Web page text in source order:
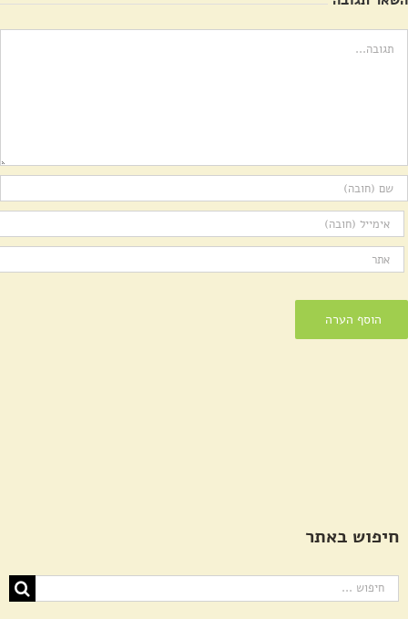
חיפוש באתר
חיפוש...